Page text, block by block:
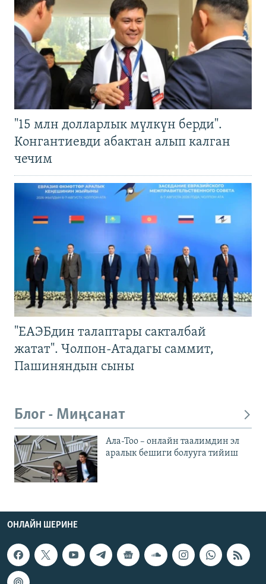
"15 млн долларлык мүлкүн берди".
Конгантиевди абактан алып калган
чечим
"ЕАЭБдин талаптары сакталбай
жатат". Чолпон-Атадагы саммит,
Пашиняндын сыны
Блог - Миңсанат
Ала-Тоо – онлайн таалимдин эл
аралык бешиги болууга тийиш
ОНЛАЙН ШЕРИНЕ